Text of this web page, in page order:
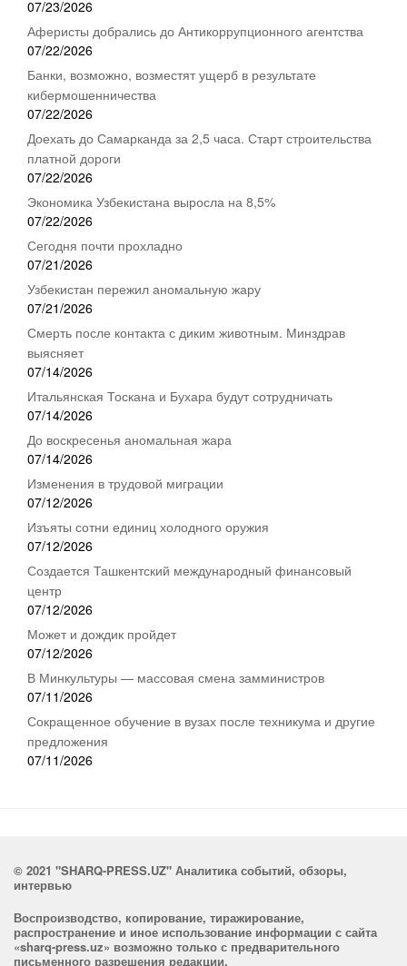
07/23/2026
Аферисты добрались до Антикоррупционного агентства
07/22/2026
Банки, возможно, возместят ущерб в результате
кибермошенничества
07/22/2026
Доехать до Самарканда за 2,5 часа. Старт строительства
платной дороги
07/22/2026
Экономика Узбекистана выросла на 8,5%
07/22/2026
Сегодня почти прохладно
07/21/2026
Узбекистан пережил аномальную жару
07/21/2026
Смерть после контакта с диким животным. Минздрав
выясняет
07/14/2026
Итальянская Тоскана и Бухара будут сотрудничать
07/14/2026
До воскресенья аномальная жара
07/14/2026
Изменения в трудовой миграции
07/12/2026
Изъяты сотни единиц холодного оружия
07/12/2026
Создается Ташкентский международный финансовый
центр
07/12/2026
Может и дождик пройдет
07/12/2026
В Минкультуры — массовая смена замминистров
07/11/2026
Сокращенное обучение в вузах после техникума и другие
предложения
07/11/2026
© 2021 "SHARQ-PRESS.UZ" Аналитика событий, обзоры,
интервью
Воспроизводство, копирование, тиражирование,
распространение и иное использование информации с сайта
«sharq-press.uz» возможно только с предварительного
письменного разрешения редакции.